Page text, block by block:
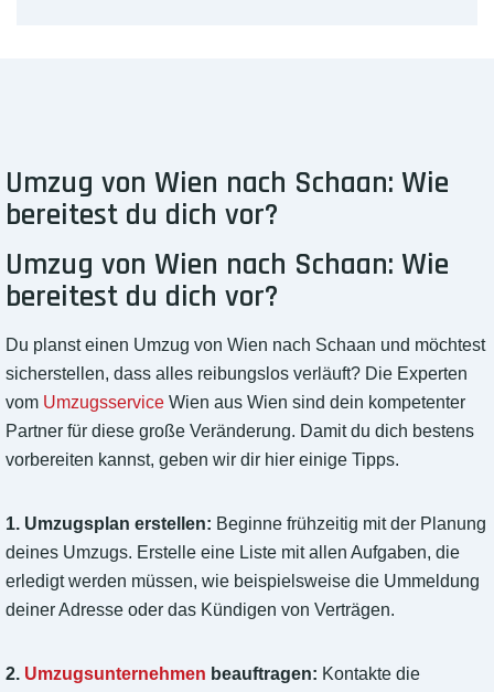
Umzug von Wien nach Schaan: Wie
bereitest du dich vor?
Umzug von Wien nach Schaan: Wie
bereitest du dich vor?
Du planst einen Umzug von Wien nach Schaan und möchtest
sicherstellen, dass alles reibungslos verläuft? Die Experten
vom Umzugsservice Wien aus Wien sind dein kompetenter
Partner für diese große Veränderung. Damit du dich bestens
vorbereiten kannst, geben wir dir hier einige Tipps.
1. Umzugsplan erstellen: Beginne frühzeitig mit der Planung
deines Umzugs. Erstelle eine Liste mit allen Aufgaben, die
erledigt werden müssen, wie beispielsweise die Ummeldung
deiner Adresse oder das Kündigen von Verträgen.
2. Umzugsunternehmen beauftragen: Kontakte die